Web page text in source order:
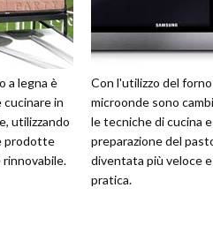
a legna è
cucinare in
utilizzando
prodotte
Con l'utilizzo del forno
microonde sono
le tecniche di cucina e
preparazione del
diventata più veloce e
pratica.